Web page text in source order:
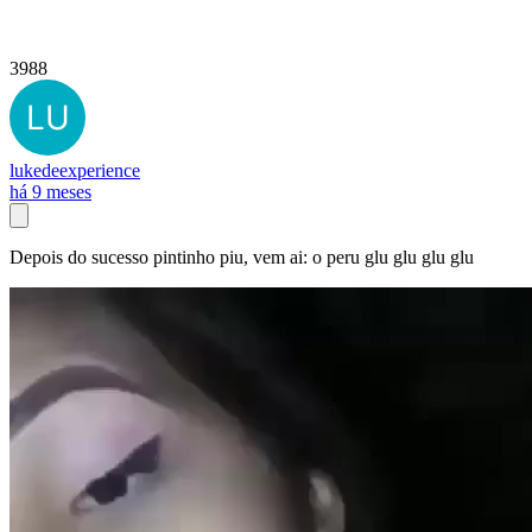
3988
lukedeexperience
há 9 meses
Depois do sucesso pintinho piu, vem ai: o peru glu glu glu glu